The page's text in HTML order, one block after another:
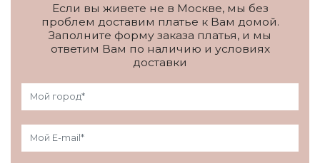
Если вы живете не в Москве, мы без
проблем доставим платье к Вам домой.
Заполните форму заказа платья, и мы
ответим Вам по наличию и условиях
доставки